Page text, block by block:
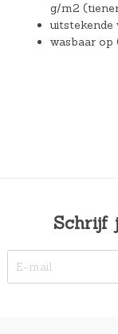
g/m2
uitstekende
wasbaar op
Schrijf